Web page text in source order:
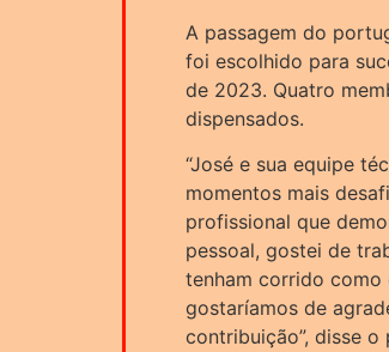
A passagem do
foi escolhido para
de 2023. Quatro
dispensados.
“José e sua equipe
momentos mais
profissional que
pessoal, gostei de
tenham corrido como
gostaríamos de
contribuição”, disse